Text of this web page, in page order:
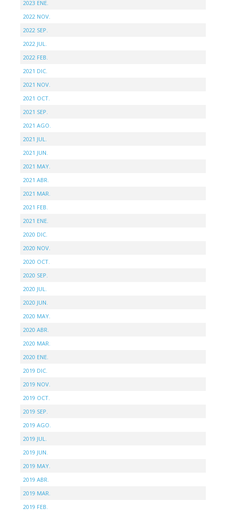
2023 ENE.
2022 NOV.
2022 SEP.
2022 JUL.
2022 FEB.
2021 DIC.
2021 NOV.
2021 OCT.
2021 SEP.
2021 AGO.
2021 JUL.
2021 JUN.
2021 MAY.
2021 ABR.
2021 MAR.
2021 FEB.
2021 ENE.
2020 DIC.
2020 NOV.
2020 OCT.
2020 SEP.
2020 JUL.
2020 JUN.
2020 MAY.
2020 ABR.
2020 MAR.
2020 ENE.
2019 DIC.
2019 NOV.
2019 OCT.
2019 SEP.
2019 AGO.
2019 JUL.
2019 JUN.
2019 MAY.
2019 ABR.
2019 MAR.
2019 FEB.